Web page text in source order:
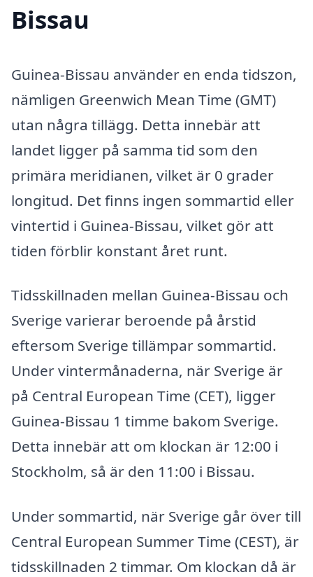
Bissau
Guinea-Bissau använder en enda tidszon,
nämligen Greenwich Mean Time (GMT)
utan några tillägg. Detta innebär att
landet ligger på samma tid som den
primära meridianen, vilket är 0 grader
longitud. Det finns ingen sommartid eller
vintertid i Guinea-Bissau, vilket gör att
tiden förblir konstant året runt.
Tidsskillnaden mellan Guinea-Bissau och
Sverige varierar beroende på årstid
eftersom Sverige tillämpar sommartid.
Under vintermånaderna, när Sverige är
på Central European Time (CET), ligger
Guinea-Bissau 1 timme bakom Sverige.
Detta innebär att om klockan är 12:00 i
Stockholm, så är den 11:00 i Bissau.
Under sommartid, när Sverige går över till
Central European Summer Time (CEST), är
tidsskillnaden 2 timmar. Om klockan då är